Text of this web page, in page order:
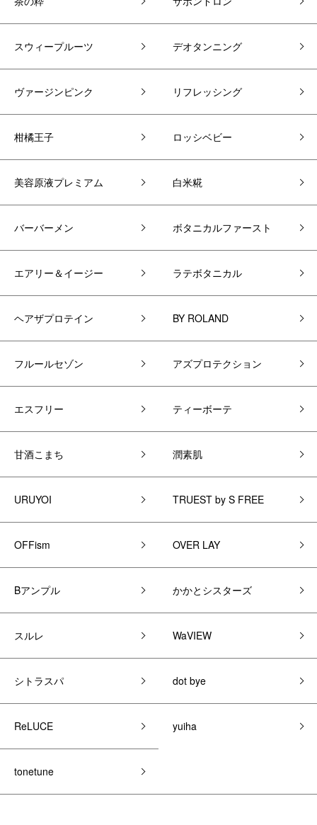
スウィープルーツ デオタンニング
ヴァージンピンク リフレッシング
柑橘王子 ロッシベビー
美容原液プレミアム 白米糀
バーバーメン ボタニカルファースト
エアリー＆イージー ラテボタニカル
ヘアザプロテイン BY ROLAND
フルールセゾン アズプロテクション
エスフリー ティーボーテ
甘酒こまち 潤素肌
URUYOI TRUEST by S FREE
OFFism OVER LAY
Bアンプル かかとシスターズ
スルレ WaVIEW
シトラスパ dot bye
ReLUCE yuiha
tonetune